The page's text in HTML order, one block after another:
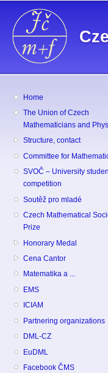
Home
The Union of Czech
Mathematicians and
Structure, contact
Committee for
SVOČ – University
competition
Soutěž pro mladé
Czech Mathematical
Prize
Honorary Medal
Cena Cantor
Matematika a ...
EMS
ICIAM
Partnering organizations
DML-CZ
EuDML
Facebook ČMS